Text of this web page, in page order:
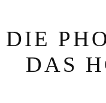
DIE
DAS